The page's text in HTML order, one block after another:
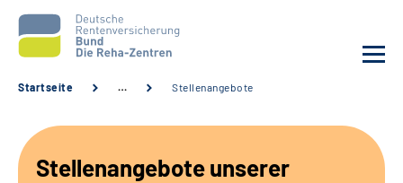
Unsere Kliniken
Startseite … Stellenangebote
Stellenangebote unserer